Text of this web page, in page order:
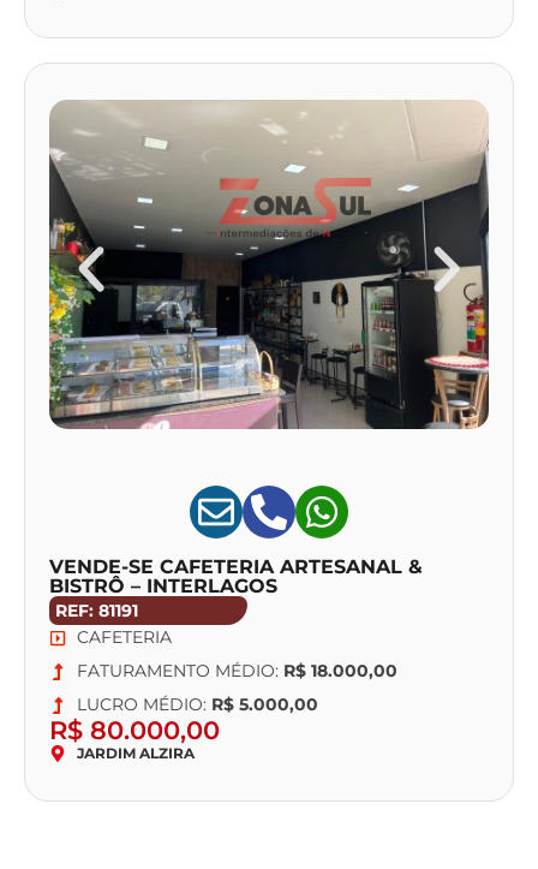
VENDE-SE CAFETERIA ARTESANAL &
BISTRÔ – INTERLAGOS
REF: 81191
CAFETERIA
FATURAMENTO MÉDIO: R$ 18.000,00
LUCRO MÉDIO: R$ 5.000,00
R$ 80.000,00
JARDIM ALZIRA